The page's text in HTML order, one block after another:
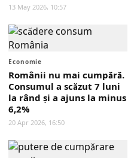
13 May 2026, 10:57
Economie
Românii nu mai cumpără.
Consumul a scăzut 7 luni
la rând și a ajuns la minus
6,2%
20 Apr 2026, 16:50